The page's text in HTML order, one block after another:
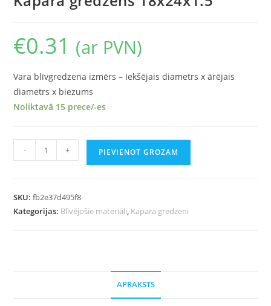
€0.31 (ar PVN)
Vara blīvgredzena izmērs – Iekšējais diametrs x ārējais
diametrs x biezums
Noliktavā 15 prece/-es
- + PIEVIENOT GROZAM
SKU:fb2e37d495f8
Kategorijas: Blīvējošie materiāli, Kapara gredzeni
APRAKSTS